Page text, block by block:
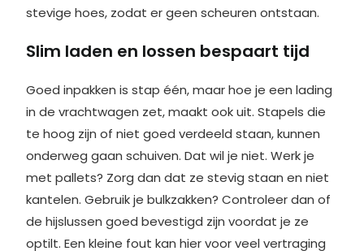
stevige hoes, zodat er geen scheuren ontstaan.
Slim laden en lossen bespaart tijd
Goed inpakken is stap één, maar hoe je een lading
in de vrachtwagen zet, maakt ook uit. Stapels die
te hoog zijn of niet goed verdeeld staan, kunnen
onderweg gaan schuiven. Dat wil je niet. Werk je
met pallets? Zorg dan dat ze stevig staan en niet
kantelen. Gebruik je bulkzakken? Controleer dan of
de hijslussen goed bevestigd zijn voordat je ze
optilt. Een kleine fout kan hier voor veel vertraging